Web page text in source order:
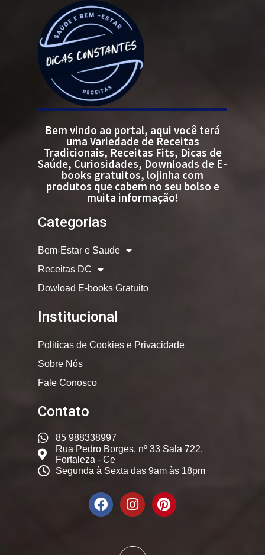
Bem vindo ao portal, aqui você terá
uma Variedade de Receitas
Tradicionais, Receitas Fits, Dicas de
Saúde, Curiosidades, Downloads de E-
books gratuitos, lojinha com
produtos que cabem no seu bolso e
muita informação!
Categorias
Bem-Estar e Saude
Receitas DC
Dowload E-books Gratuito
Institucional
Politicas de Cookies e Privacidade
Sobre Nós
Fale Conosco
Contato
85 988338997
Rua Pedro Borges, nº 33 Sala 722,
Fortaleza - Ce
Segunda à Sexta das 9am às 18pm